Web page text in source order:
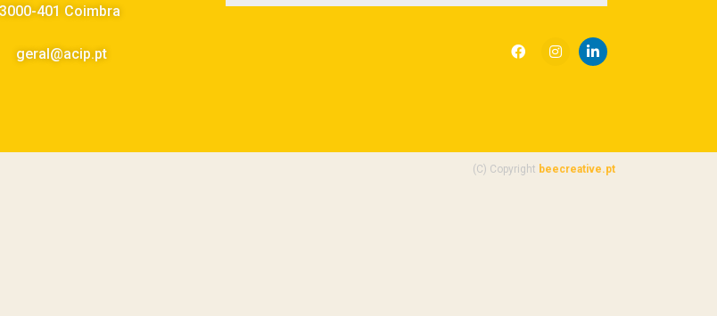
3000-401 Coimbra
geral@acip.pt
(C) Copyright beecreative.pt